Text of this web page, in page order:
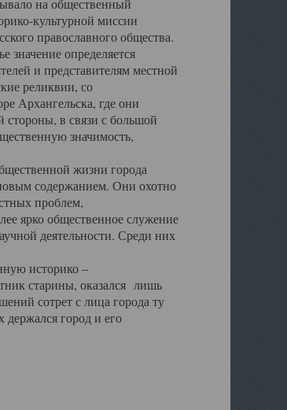
на общественный
культурной миссии
православного общества.
значение определяется
и представителям местной
реликвии, со
Архангельска, где они
стороны, в связи с большой
значимость,
жизни города
содержанием. Они охотно
проблем,
ярко общественное служение
деятельности. Среди них
историко –
старины, оказался лишь
сотрет с лица города ту
город и его